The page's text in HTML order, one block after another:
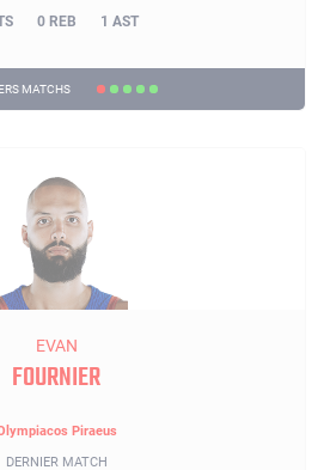
0 REB 1 AST
MATCHS
EVAN
FOURNIER
Piraeus
DERNIER MATCH